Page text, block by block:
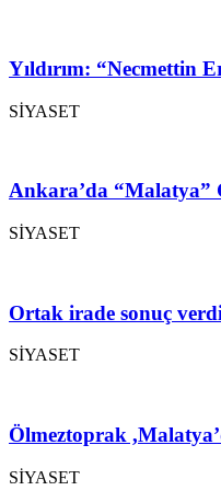
Yıldırım: “Necmettin
SİYASET
Ankara’da “Malatya”
SİYASET
Ortak irade sonuç
SİYASET
Ölmeztoprak
SİYASET